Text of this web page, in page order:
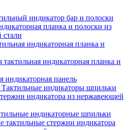
индикатор бар и полоски
планка и полоски из
индикаторная планка и
индикаторная планка и
индикаторная панель
индикаторы шпильки
индикатора из нержавеющей
индикаторные шпильки
стержни индикатора